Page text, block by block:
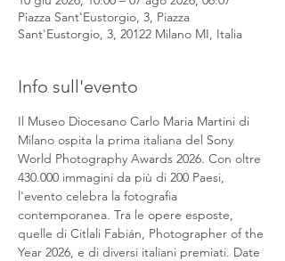
Piazza Sant'Eustorgio, 3, Piazza
Sant'Eustorgio, 3, 20122 Milano MI, Italia
Info sull'evento
Il Museo Diocesano Carlo Maria Martini di
Milano ospita la prima italiana del Sony
World Photography Awards 2026. Con oltre
430.000 immagini da più di 200 Paesi,
l'evento celebra la fotografia
contemporanea. Tra le opere esposte,
quelle di Citlali Fabián, Photographer of the
Year 2026, e di diversi italiani premiati. Date